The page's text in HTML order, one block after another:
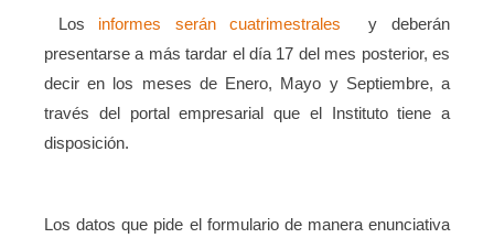
Los informes serán cuatrimestrales
y deberán
presentarse a más tardar el día 17 del mes posterior, es
decir en los meses de Enero, Mayo y Septiembre, a
través del portal empresarial que el Instituto tiene a
disposición.
Los datos que pide el formulario de manera enunciativa